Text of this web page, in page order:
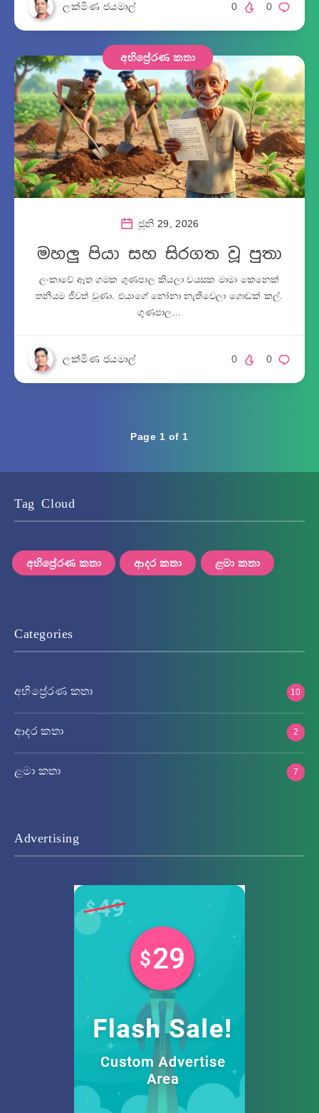
ලක්මිණ ජයමාල් 0
0
අභිප්‍රේරණ කතා
ජූනි 29, 2026
මහලු පියා සහ සිරගත වූ පුතා
ලංකාවේ ඈත ගමක ගුණපාල කියලා වයසක මාමා කෙනෙක්
තනියම ජීවත් වුණා. එයාගේ නෝනා නැතිවෙලා ගොඩක් කල්.
ගුණපාල…
ලක්මිණ ජයමාල් 0
0
Page 1 of 1
Tag Cloud
අභිප්‍රේරණ කතා ආදර කතා ළමා කතා
Categories
අභිප්‍රේරණ කතා 10
ආදර කතා 2
ළමා කතා 7
Advertising